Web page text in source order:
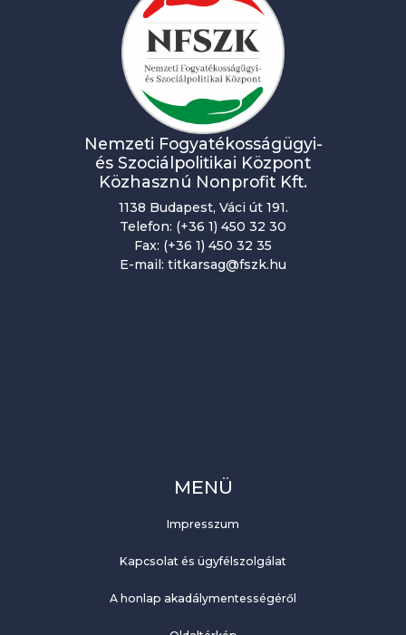
Nemzeti Fogyatékosságügyi-
és Szociálpolitikai Központ
Közhasznú Nonprofit Kft.
1138 Budapest, Váci út 191.
Telefon: (+36 1) 450 32 30
Fax: (+36 1) 450 32 35
E-mail: titkarsag@fszk.hu
MENÜ
Impresszum
Kapcsolat és ügyfélszolgálat
A honlap akadálymentességéről